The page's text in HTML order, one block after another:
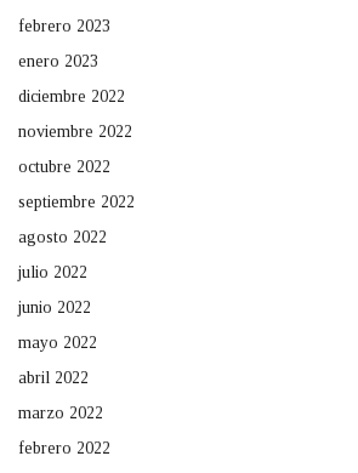
febrero 2023
enero 2023
diciembre 2022
noviembre 2022
octubre 2022
septiembre 2022
agosto 2022
julio 2022
junio 2022
mayo 2022
abril 2022
marzo 2022
febrero 2022